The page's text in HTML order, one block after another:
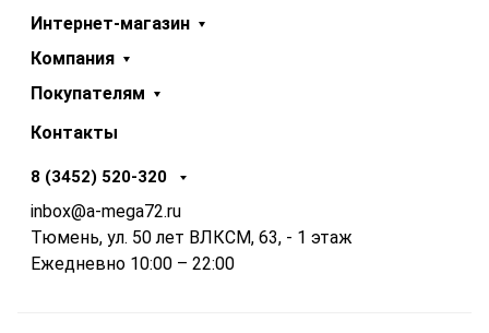
Интернет-магазин
Компания
Покупателям
Контакты
8 (3452) 520-320
inbox@a-mega72.ru
Тюмень, ул. 50 лет ВЛКСМ, 63, - 1 этаж
Ежедневно 10:00 – 22:00